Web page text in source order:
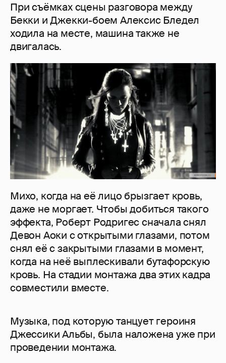
При съёмках сцены разговора между
Бекки и Джекки-боем Алексис Бледел
ходила на месте, машина также не
двигалась.
Михо, когда на её лицо брызгает кровь,
даже не моргает. Чтобы добиться такого
эффекта, Роберт Родригес сначала снял
Девон Аоки с открытыми глазами, потом
снял её с закрытыми глазами в момент,
когда на неё выплескивали бутафорскую
кровь. На стадии монтажа два этих кадра
совместили вместе.
Музыка, под которую танцует героиня
Джессики Альбы, была наложена уже при
проведении монтажа.